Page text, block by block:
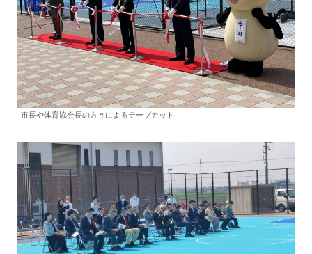
市長や体育協会長の方々によるテープカット